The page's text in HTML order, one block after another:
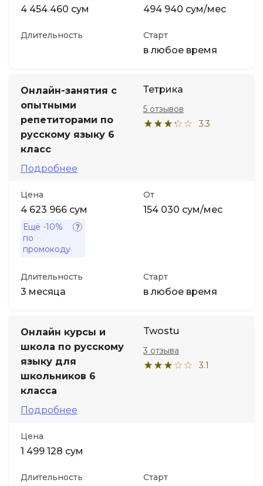
4 454 460 сум 494 940 сум/мес
Длительность Старт
в любое время
Онлайн-занятия с
опытными
репетиторами по
русскому языку 6
класс
Подробнее
Тетрика
3.3
5 отзывов
Цена
4 623 966 сум
Ещё -10%
по
промокоду
От
154 030 сум/мес
Длительность
3 месяца
Старт
в любое время
Онлайн курсы и
школа по русскому
языку для
школьников 6
класса
Подробнее
Twostu
3.1
3 отзыва
Цена
1 499 128 сум
Длительность Старт